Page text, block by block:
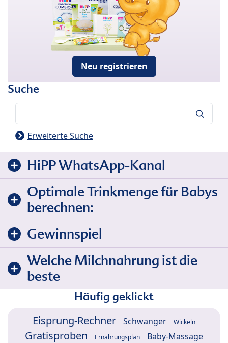
Neu registrieren
Suche
Erweiterte Suche
HiPP WhatsApp-Kanal
Optimale Trinkmenge für Babys
berechnen:
Gewinnspiel
Welche Milchnahrung ist die
beste
Häufig geklickt
Eisprung-Rechner Schwanger Wickeln
Gratisproben Ernährungsplan Baby-Massage